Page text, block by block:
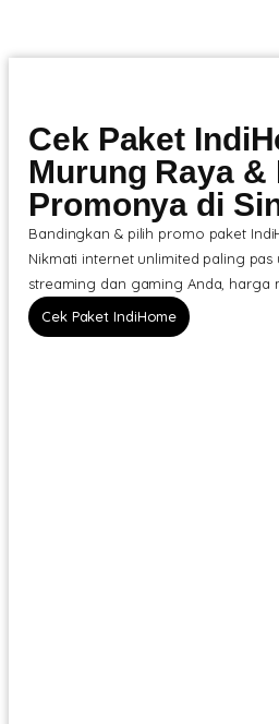
Cek Paket
Murung Raya &
Promonya di
Bandingkan & pilih promo paket
Nikmati internet unlimited paling pas
streaming dan gaming Anda, harga
Cek Paket IndiHome